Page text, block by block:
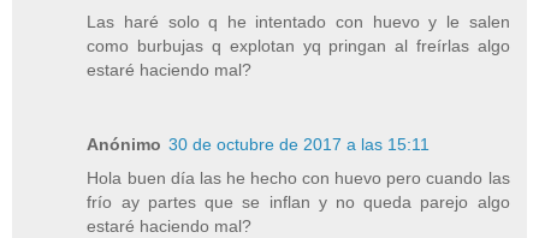
Las haré solo q he intentado con huevo y le salen
como burbujas q explotan yq pringan al freírlas algo
estaré haciendo mal?
Anónimo 30 de octubre de 2017 a las 15:11
Hola buen día las he hecho con huevo pero cuando las
frío ay partes que se inflan y no queda parejo algo
estaré haciendo mal?